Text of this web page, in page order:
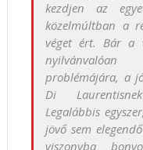
kezdjen az
közelmúltban a
véget ért. Bár a
problémájára, a
Di
Legalábbis
jövő sem
viszonyba